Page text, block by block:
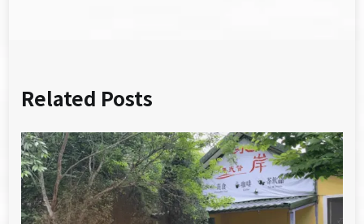
Related Posts